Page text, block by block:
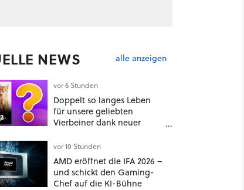
NEWS alle anzeigen
vor 6 Stunden
Doppelt so langes Leben
für unsere geliebten
Vierbeiner dank neuer
Japan: Der Blick auf über
1.200 Kommentare zeigt,
dass es nicht so einfach ist
vor 10 Stunden
AMD eröffnet die IFA 2026 –
und schickt den Gaming-
Chef auf die KI-Bühne